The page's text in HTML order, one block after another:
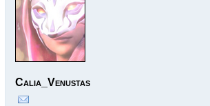
Calia_Venustas